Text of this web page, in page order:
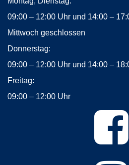
09:00 – 12:00 Uhr und
Mittwoch geschlossen
Donnerstag:
09:00 – 12:00 Uhr und 14:00
Freitag:
09:00 – 12:00 Uhr